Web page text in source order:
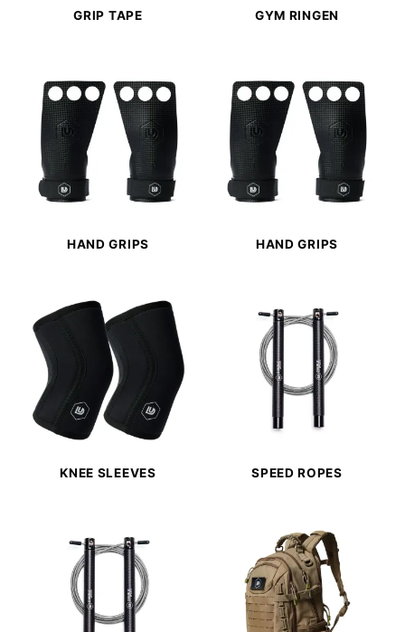
GRIP TAPE GYM RINGEN
HAND GRIPS HAND GRIPS
KNEE SLEEVES SPEED ROPES